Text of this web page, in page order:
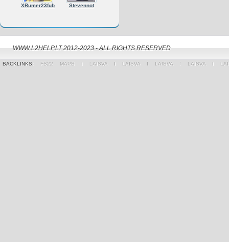
XRumer23fub
Stevennot
WWW.L2HELP.LT 2012-2023 - ALL RIGHTS RESERVED
BACKLINKS: FS22 MAPS Ι LAISVA Ι LAISVA Ι LAISVA Ι LAISVA Ι